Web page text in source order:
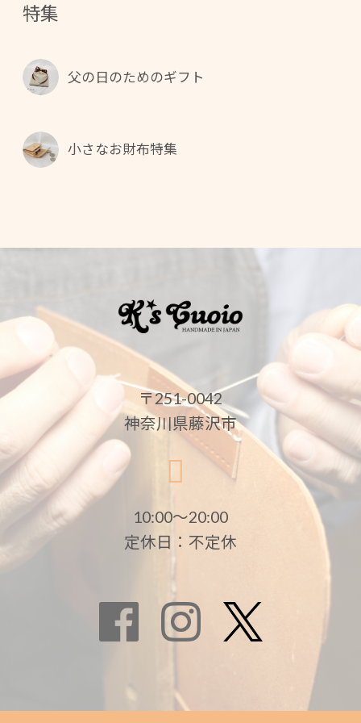
特集
父の日のためのギフト
小さなお財布特集
〒251-0042
神奈川県藤沢市
10:00〜20:00
定休日：不定休